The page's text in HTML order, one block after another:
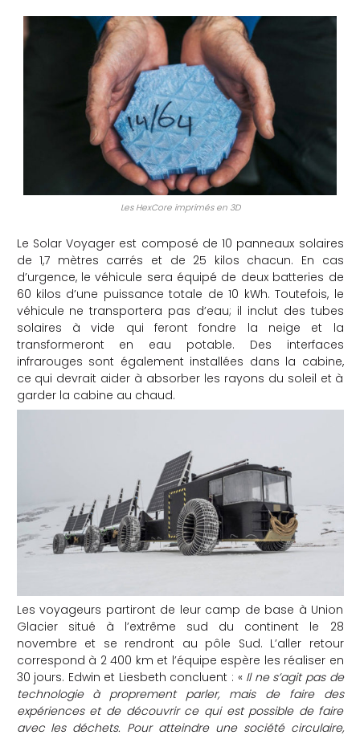
Les HexCore imprimés en 3D
Le Solar Voyager est composé de 10 panneaux solaires
de 1,7 mètres carrés et de 25 kilos chacun. En cas
d’urgence, le véhicule sera équipé de deux batteries de
60 kilos d’une puissance totale de 10 kWh. Toutefois, le
véhicule ne transportera pas d’eau; il inclut des tubes
solaires à vide qui feront fondre la neige et la
transformeront en eau potable. Des interfaces
infrarouges sont également installées dans la cabine,
ce qui devrait aider à absorber les rayons du soleil et à
garder la cabine au chaud.
Les voyageurs partiront de leur camp de base à Union
Glacier situé à l’extrême sud du continent le 28
novembre et se rendront au pôle Sud. L’aller retour
correspond à 2 400 km et l’équipe espère les réaliser en
30 jours. Edwin et Liesbeth concluent : « Il ne s’agit pas de
technologie à proprement parler, mais de faire des
expériences et de découvrir ce qui est possible de faire
avec les déchets. Pour atteindre une société circulaire,